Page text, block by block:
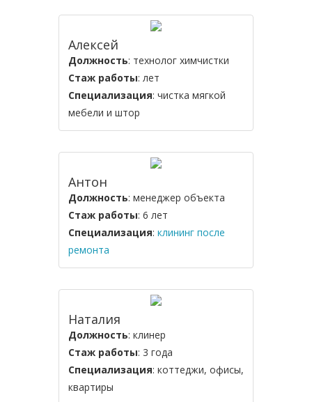
Алексей
Должность: технолог химчистки
Стаж работы: лет
Специализация: чистка мягкой
мебели и штор
Антон
Должность: менеджер объекта
Стаж работы: 6 лет
Специализация: клининг после
ремонта
Наталия
Должность: клинер
Стаж работы: 3 года
Специализация: коттеджи, офисы,
квартиры